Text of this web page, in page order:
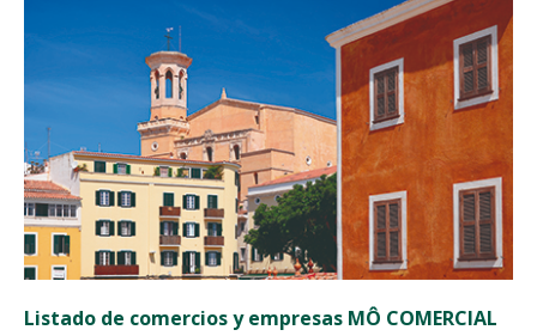
Listado de comercios y empresas MÔ COMERCIAL